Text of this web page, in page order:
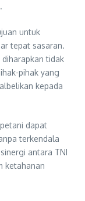
untuk
tepat sasaran.
tidak
pihak yang
kepada
dapat
terkendala
antara TNI
ketahanan